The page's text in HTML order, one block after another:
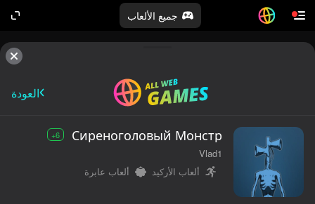
جميع الألعاب
العودة
Сиреноголовый Монстр
6+
Vlad1
ألعاب الأركيد
ألعاب عابرة